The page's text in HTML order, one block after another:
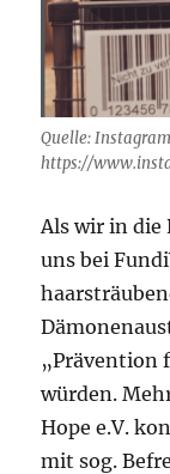
Quelle:
https://
Als wir in die
uns bei
„Prävention
würden.
Hope e.V.
mit sog.